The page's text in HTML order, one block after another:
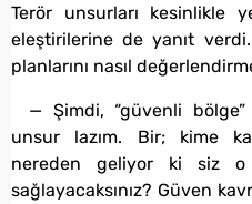
Terör unsurları kesinlikle
eleştirilerine de yanıt verdi.
planlarını nasıl
— Şimdi, “güvenli
unsur lazım. Bir; kime
nereden geliyor ki siz
sağlayacaksınız? Güven